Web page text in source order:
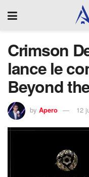
Crimson
lance le
Beyond
by Apero 12